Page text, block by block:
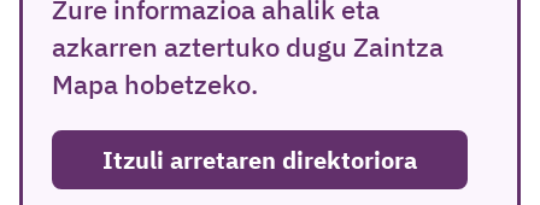
Zure informazioa ahalik eta
azkarren aztertuko dugu Zaintza
Mapa hobetzeko.
Itzuli arretaren direktoriora